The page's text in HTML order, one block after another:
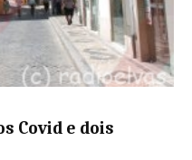
Covid e dois